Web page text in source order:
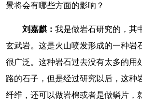
景将会有哪些方面的影响？
刘嘉麒： 我是做岩石研究的，其
玄武岩。这是火山喷发形成的一种岩
很广泛。这种岩石过去没有太多的用
路的石子，但是经过研究以后，这种
纤维，还可以做岩棉或者是做鳞片，